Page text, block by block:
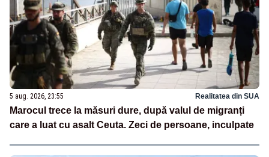
5 aug. 2026, 23:55 Realitatea din SUA
Marocul trece la măsuri dure, după valul de migranți
care a luat cu asalt Ceuta. Zeci de persoane, inculpate